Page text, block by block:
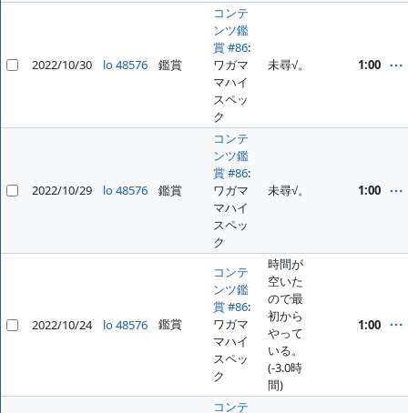
2022/10/30 lo 48576 鑑賞
コンテ
ンツ鑑
賞 #86:
ワガマ
マハイ
スペッ
ク
未尋√。 1:00
2022/10/29 lo 48576 鑑賞
コンテ
ンツ鑑
賞 #86:
ワガマ
マハイ
スペッ
ク
未尋√。 1:00
2022/10/24 lo 48576 鑑賞
コンテ
ンツ鑑
賞 #86:
ワガマ
マハイ
スペッ
ク
時間が
空いた
ので最
初から
やって
いる。
(-3.0時
間)
1:00
コンテ